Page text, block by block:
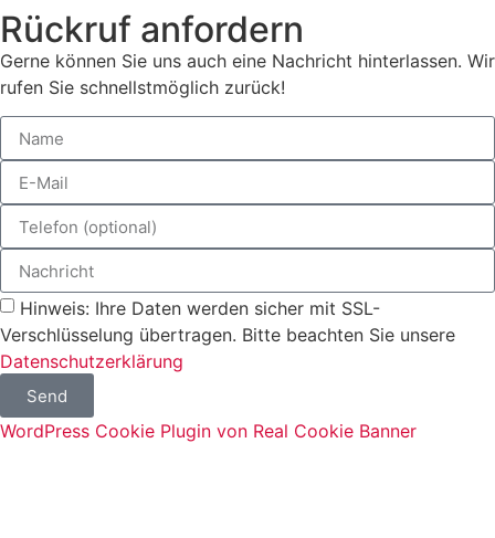
Rückruf anfordern
Gerne können Sie uns auch eine Nachricht hinterlassen. Wir
rufen Sie schnellstmöglich zurück!
Hinweis: Ihre Daten werden sicher mit SSL-
Verschlüsselung übertragen. Bitte beachten Sie unsere
Datenschutzerklärung
Send
WordPress Cookie Plugin von Real Cookie Banner